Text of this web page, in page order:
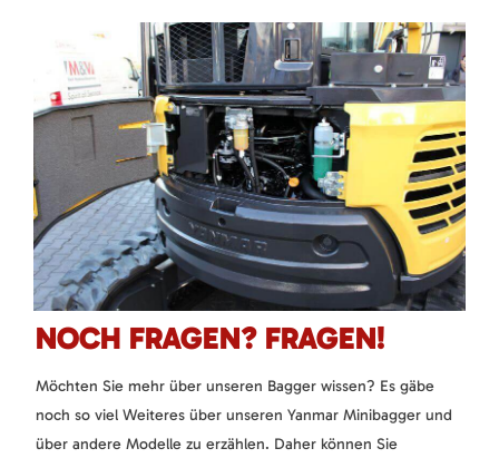
NOCH FRAGEN? FRAGEN!
Möchten Sie mehr über unseren Bagger wissen? Es gäbe
noch so viel Weiteres über unseren Yanmar Minibagger und
über andere Modelle zu erzählen. Daher können Sie